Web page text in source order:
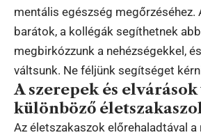
mentális egészség megőrzéséhez.
barátok, a kollégák segíthetnek
megbirkózzunk a nehézségekkel,
váltsunk. Ne féljünk segítséget
A szerepek és
különböző
Az életszakaszok előrehaladtával a